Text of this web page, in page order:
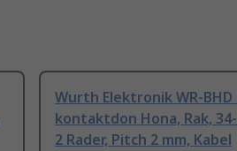
Wurth Elektronik WR-BHD
kontaktdon Hona, Rak,
2 Rader, Pitch 2 mm, Kabel